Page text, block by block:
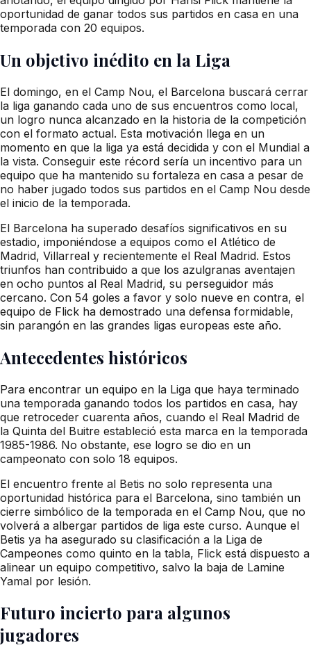
oportunidad de ganar todos sus partidos en casa en una
temporada con 20 equipos.
Un objetivo inédito en la Liga
El domingo, en el Camp Nou, el Barcelona buscará cerrar
la liga ganando cada uno de sus encuentros como local,
un logro nunca alcanzado en la historia de la competición
con el formato actual. Esta motivación llega en un
momento en que la liga ya está decidida y con el Mundial a
la vista. Conseguir este récord sería un incentivo para un
equipo que ha mantenido su fortaleza en casa a pesar de
no haber jugado todos sus partidos en el Camp Nou desde
el inicio de la temporada.
El Barcelona ha superado desafíos significativos en su
estadio, imponiéndose a equipos como el Atlético de
Madrid, Villarreal y recientemente el Real Madrid. Estos
triunfos han contribuido a que los azulgranas aventajen
en ocho puntos al Real Madrid, su perseguidor más
cercano. Con 54 goles a favor y solo nueve en contra, el
equipo de Flick ha demostrado una defensa formidable,
sin parangón en las grandes ligas europeas este año.
Antecedentes históricos
Para encontrar un equipo en la Liga que haya terminado
una temporada ganando todos los partidos en casa, hay
que retroceder cuarenta años, cuando el Real Madrid de
la Quinta del Buitre estableció esta marca en la temporada
1985-1986. No obstante, ese logro se dio en un
campeonato con solo 18 equipos.
El encuentro frente al Betis no solo representa una
oportunidad histórica para el Barcelona, sino también un
cierre simbólico de la temporada en el Camp Nou, que no
volverá a albergar partidos de liga este curso. Aunque el
Betis ya ha asegurado su clasificación a la Liga de
Campeones como quinto en la tabla, Flick está dispuesto a
alinear un equipo competitivo, salvo la baja de Lamine
Yamal por lesión.
Futuro incierto para algunos
jugadores